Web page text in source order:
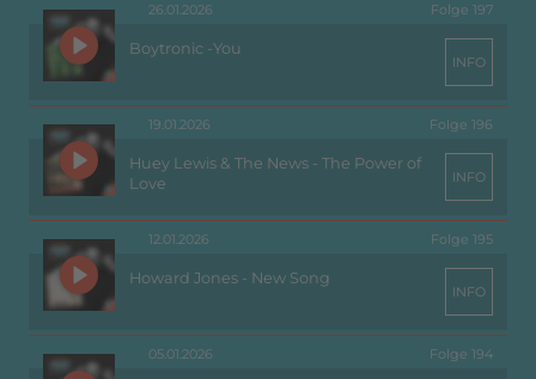
26.01.2026 Folge 197
Boytronic -You
INFO
19.01.2026 Folge 196
Huey Lewis & The News - The Power of
Love
INFO
12.01.2026 Folge 195
Howard Jones - New Song
INFO
05.01.2026 Folge 194